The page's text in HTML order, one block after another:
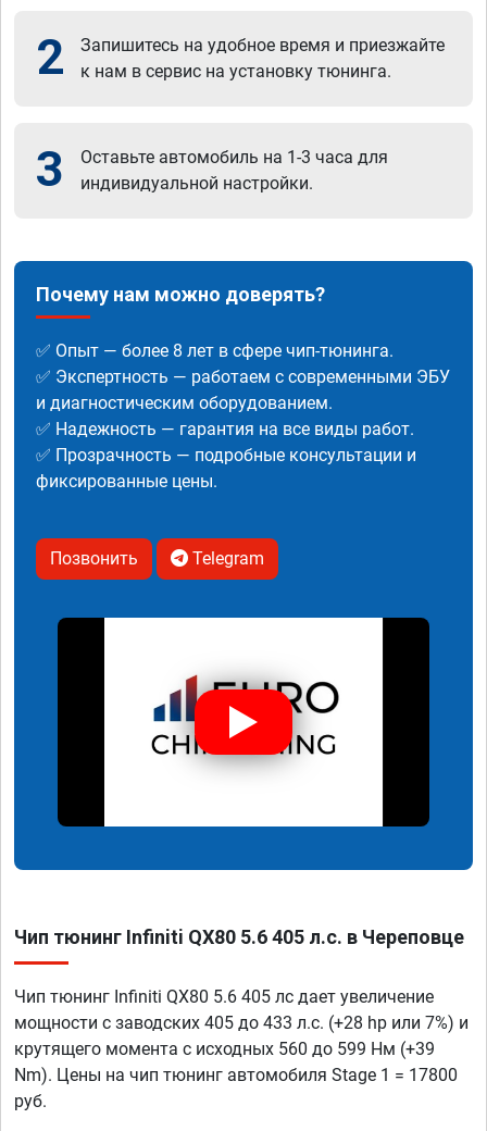
2
Запишитесь на удобное время и приезжайте
к нам в сервис на установку тюнинга.
3
Оставьте автомобиль на 1-3 часа для
индивидуальной настройки.
Почему нам можно доверять?
✅ Опыт — более 8 лет в сфере чип-тюнинга.
✅ Экспертность — работаем с современными ЭБУ
и диагностическим оборудованием.
✅ Надежность — гарантия на все виды работ.
✅ Прозрачность — подробные консультации и
фиксированные цены.
Позвонить Telegram
Чип тюнинг Infiniti QX80 5.6 405 л.с. в Череповце
Чип тюнинг Infiniti QX80 5.6 405 лс дает увеличение
мощности с заводских 405 до 433 л.с. (+28 hp или 7%) и
крутящего момента с исходных 560 до 599 Нм (+39
Nm). Цены на чип тюнинг автомобиля Stage 1 = 17800
руб.